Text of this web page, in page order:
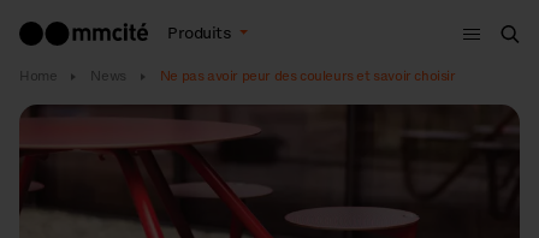
Produits
Menu
Home News Ne pas avoir peur des couleurs et savoir choisir